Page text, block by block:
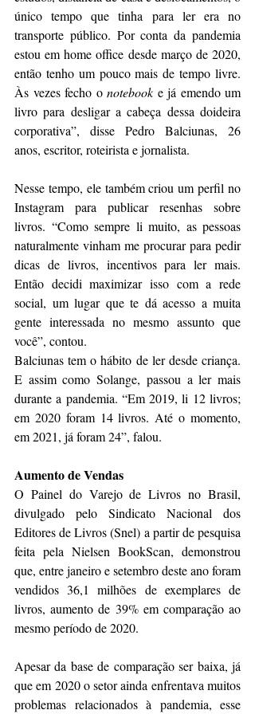
único tempo que tinha para ler era no
transporte público. Por conta da pandemia
estou em home office desde março de 2020,
então tenho um pouco mais de tempo livre.
Às vezes fecho o notebook e já emendo um
livro para desligar a cabeça dessa doideira
corporativa”, disse Pedro Balciunas, 26
anos, escritor, roteirista e jornalista.
Nesse tempo, ele também criou um perfil no
Instagram para publicar resenhas sobre
livros. “Como sempre li muito, as pessoas
naturalmente vinham me procurar para pedir
dicas de livros, incentivos para ler mais.
Então decidi maximizar isso com a rede
social, um lugar que te dá acesso a muita
gente interessada no mesmo assunto que
você”, contou.
Balciunas tem o hábito de ler desde criança.
E assim como Solange, passou a ler mais
durante a pandemia. “Em 2019, li 12 livros;
em 2020 foram 14 livros. Até o momento,
em 2021, já foram 24”, falou.
Aumento de Vendas
O Painel do Varejo de Livros no Brasil,
divulgado pelo Sindicato Nacional dos
Editores de Livros (Snel) a partir de pesquisa
feita pela Nielsen BookScan, demonstrou
que, entre janeiro e setembro deste ano foram
vendidos 36,1 milhões de exemplares de
livros, aumento de 39% em comparação ao
mesmo período de 2020.
Apesar da base de comparação ser baixa, já
que em 2020 o setor ainda enfrentava muitos
problemas relacionados à pandemia, esse